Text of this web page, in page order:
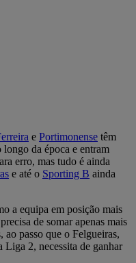
e Portimonense têm
da época e entram
erro, mas tudo é ainda
e até o Sporting B ainda
a equipa em posição mais
de somar apenas mais
ao passo que o Felgueiras,
Liga 2, necessita de ganhar